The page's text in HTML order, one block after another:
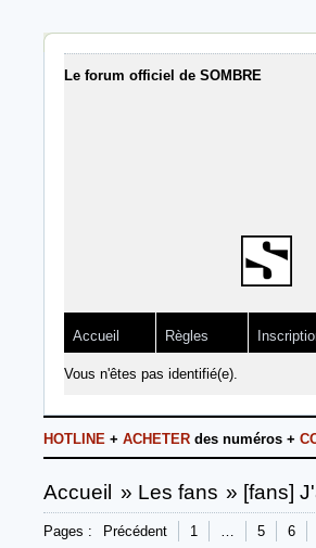
Le forum officiel de SOMBRE
Accueil Règles
Vous n'êtes pas identifié(e).
HOTLINE + ACHETER des numéros +
Accueil » Les fans » [fans]
Pages : Précédent 1 … 5 6